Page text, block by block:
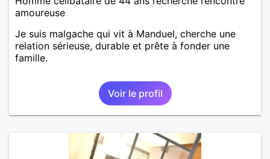
amoureuse
Je suis malgache qui vit à Manduel, cherche une
relation sérieuse, durable et prête à fonder une
famille.
Voir le profil